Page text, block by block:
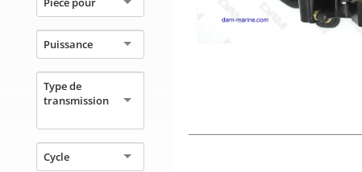
Puissance
Type de
transmission
Cycle